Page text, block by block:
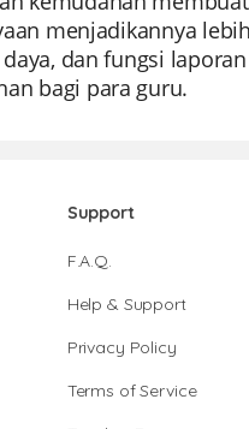
menjadikannya
dan fungsi
bagi para guru.
Support
F.A.Q.
Help & Support
Privacy Policy
Terms of Service